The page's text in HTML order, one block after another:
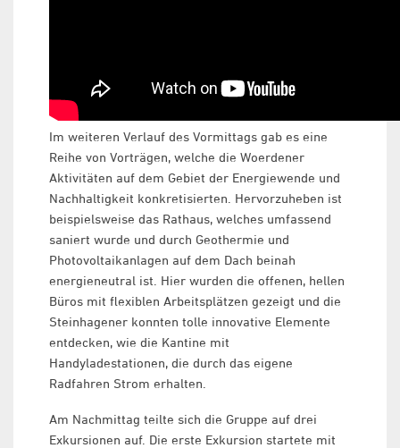
Im weiteren Verlauf des Vormittags gab es eine
Reihe von Vorträgen, welche die Woerdener
Aktivitäten auf dem Gebiet der Energiewende und
Nachhaltigkeit konkretisierten. Hervorzuheben ist
beispielsweise das Rathaus, welches umfassend
saniert wurde und durch Geothermie und
Photovoltaikanlagen auf dem Dach beinah
energieneutral ist. Hier wurden die offenen, hellen
Büros mit flexiblen Arbeitsplätzen gezeigt und die
Steinhagener konnten tolle innovative Elemente
entdecken, wie die Kantine mit
Handyladestationen, die durch das eigene
Radfahren Strom erhalten.
Am Nachmittag teilte sich die Gruppe auf drei
Exkursionen auf. Die erste Exkursion startete mit